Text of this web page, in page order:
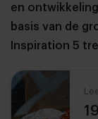
en
basis van de
Inspiration 5